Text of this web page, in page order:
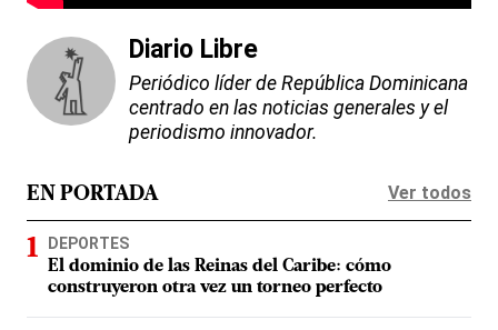
Diario Libre
Periódico líder de República Dominicana
centrado en las noticias generales y el
periodismo innovador.
EN PORTADA Ver todos
DEPORTES
El dominio de las Reinas del Caribe: cómo
construyeron otra vez un torneo perfecto